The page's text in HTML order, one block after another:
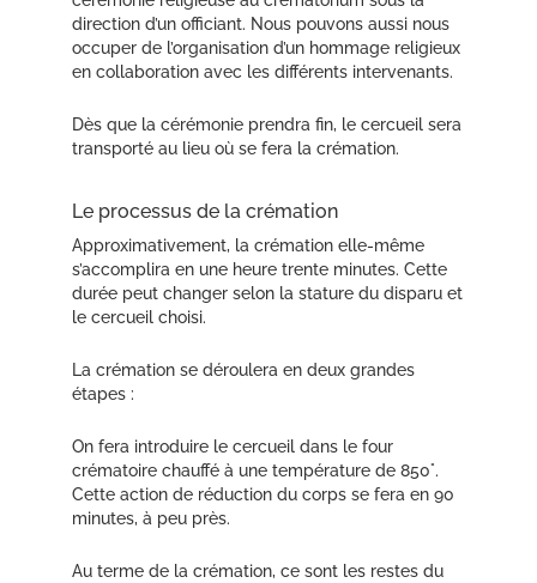
direction d’un officiant. Nous pouvons aussi nous
occuper de l’organisation d’un hommage religieux
en collaboration avec les différents intervenants.
Dès que la cérémonie prendra fin, le cercueil sera
transporté au lieu où se fera la crémation.
Le processus de la crémation
Approximativement, la crémation elle-même
s’accomplira en une heure trente minutes. Cette
durée peut changer selon la stature du disparu et
le cercueil choisi.
La crémation se déroulera en deux grandes
étapes :
On fera introduire le cercueil dans le four
crématoire chauffé à une température de 850°.
Cette action de réduction du corps se fera en 90
minutes, à peu près.
Au terme de la crémation, ce sont les restes du